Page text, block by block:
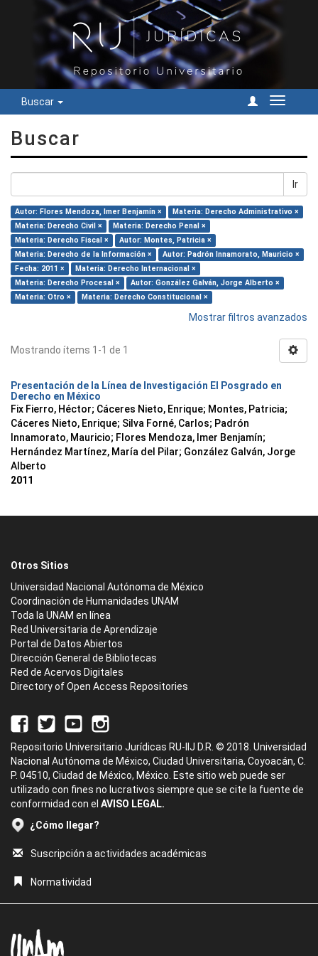
Buscar
Cambiar
Buscar
Ir
Autor: Flores Mendoza, Imer Benjamín ×
Materia: Derecho Administrativo ×
Materia: Derecho Civil ×
Materia: Derecho Penal ×
Materia: Derecho Fiscal ×
Autor: Montes, Patricia ×
Materia: Derecho de la Información ×
Autor: Padrón Innamorato, Mauricio ×
Fecha: 2011 ×
Materia: Derecho Internacional ×
Materia: Derecho Procesal ×
Autor: González Galván, Jorge Alberto ×
Materia: Otro ×
Materia: Derecho Constitucional ×
Mostrar filtros avanzados
Mostrando ítems 1-1 de 1
Presentación de la Línea de Investigación El Posgrado en
Derecho en México
Fix Fierro, Héctor; Cáceres Nieto, Enrique; Montes, Patricia;
Cáceres Nieto, Enrique; Silva Forné, Carlos; Padrón
Innamorato, Mauricio; Flores Mendoza, Imer Benjamín;
Hernández Martínez, María del Pilar; González Galván, Jorge
Alberto
2011
Otros Sitios
Universidad Nacional Autónoma de México
Coordinación de Humanidades UNAM
Toda la UNAM en línea
Red Universitaria de Aprendizaje
Portal de Datos Abiertos
Dirección General de Bibliotecas
Red de Acervos Digitales
Directory of Open Access Repositories
Repositorio Universitario Jurídicas RU-IIJ D.R. © 2018. Universidad
Nacional Autónoma de México, Ciudad Universitaria, Coyoacán, C.
P. 04510, Ciudad de México, México. Este sitio web puede ser
utilizado con fines no lucrativos siempre que se cite la fuente de
conformidad con el AVISO LEGAL.
¿Cómo llegar?
Suscripción a actividades académicas
Normatividad